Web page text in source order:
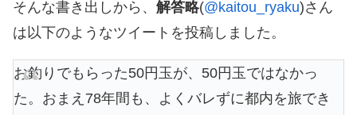
そんな書き出しから、 解答略(@kaitou_ryaku)さん
は以下のようなツイートを投稿しました。
お釣りでもらった50円玉が、50円玉ではなかっ
た。おまえ78年間も、よくバレずに都内を旅でき